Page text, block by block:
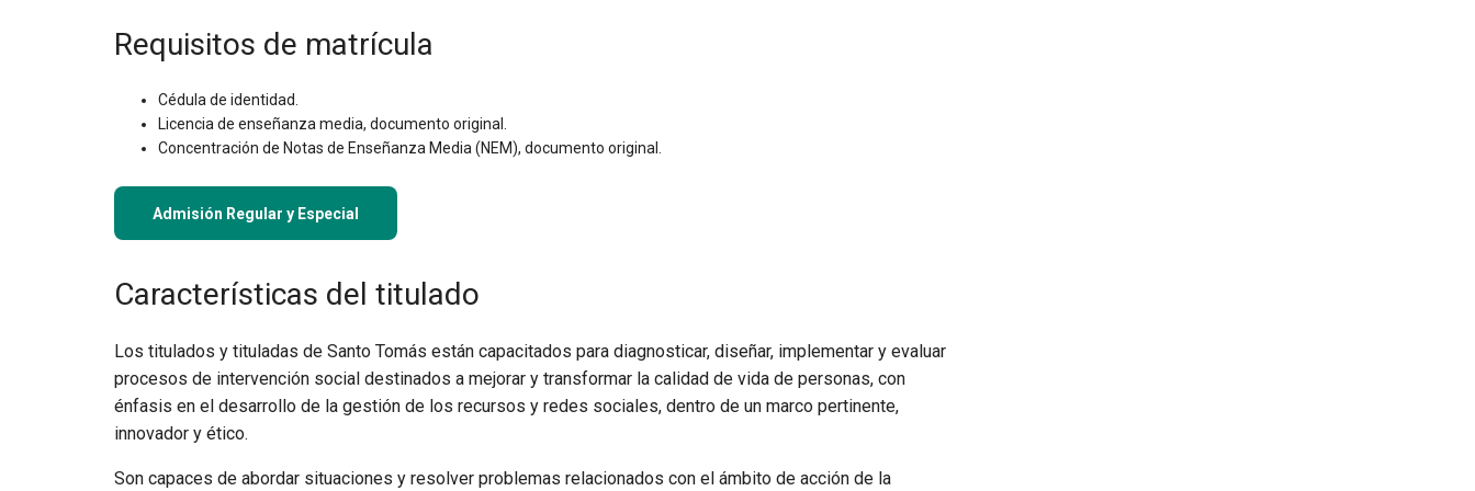
Requisitos de matrícula
Cédula de identidad.
Licencia de enseñanza media, documento original.
Concentración de Notas de Enseñanza Media (NEM), documento original.
Admisión Regular y Especial
Características del titulado
Los titulados y tituladas de Santo Tomás están capacitados para diagnosticar, diseñar, implementar y evaluar
procesos de intervención social destinados a mejorar y transformar la calidad de vida de personas, con
énfasis en el desarrollo de la gestión de los recursos y redes sociales, dentro de un marco pertinente,
innovador y ético.
Son capaces de abordar situaciones y resolver problemas relacionados con el ámbito de acción de la